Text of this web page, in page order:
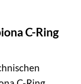
C-Ring